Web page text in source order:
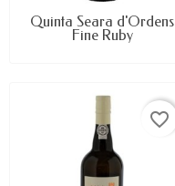
Quinta Seara d'Ordens
Fine Ruby
favorite_border